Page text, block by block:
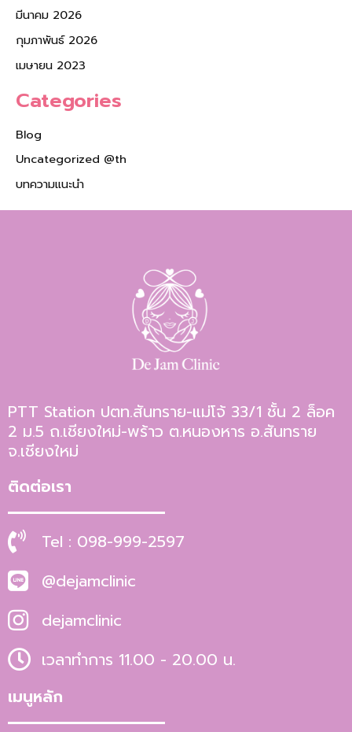
มีนาคม 2026
กุมภาพันธ์ 2026
เมษายน 2023
Categories
Blog
Uncategorized @th
บทความแนะนำ
PTT Station ปตท.สันทราย-แม่โจ้ 33/1 ชั้น 2 ล็อค
2 ม.5 ถ.เชียงใหม่-พร้าว ต.หนองหาร อ.สันทราย
จ.เชียงใหม่
ติดต่อเรา
Tel : 098-999-2597
@dejamclinic
dejamclinic
เวลาทำการ 11.00 - 20.00 น.
เมนูหลัก